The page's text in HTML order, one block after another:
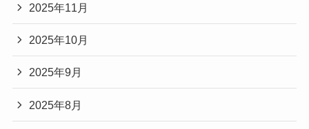
2025年11月
2025年10月
2025年9月
2025年8月